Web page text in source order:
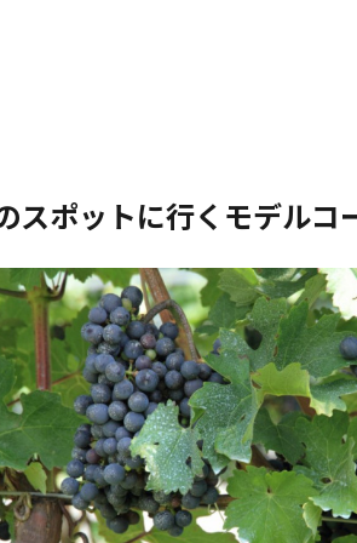
スポットに行くモデルコ